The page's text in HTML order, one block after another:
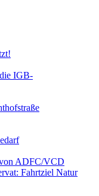
IGB-
ADFC/VCD
Fahrtziel Natur